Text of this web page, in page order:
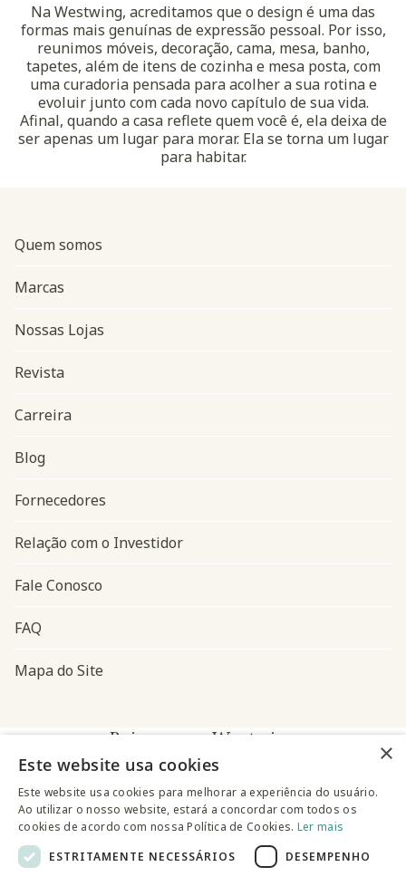
Na Westwing, acreditamos que o design é uma das
formas mais genuínas de expressão pessoal. Por isso,
reunimos móveis, decoração, cama, mesa, banho,
tapetes, além de itens de cozinha e mesa posta, com
uma curadoria pensada para acolher a sua rotina e
evoluir junto com cada novo capítulo de sua vida.
Afinal, quando a casa reflete quem você é, ela deixa de
ser apenas um lugar para morar. Ela se torna um lugar
para habitar.
Navegação do rodapé
Quem somos
Marcas
Nossas Lojas
Revista
Carreira
Blog
Fornecedores
Relação com o Investidor
Fale Conosco
FAQ
Mapa do Site
Baixe o app Westwing
×
Este website usa cookies
Este website usa cookies para melhorar a experiência do usuário.
Ao utilizar o nosso website, estará a concordar com todos os
cookies de acordo com nossa Política de Cookies. Ler mais
ESTRITAMENTE NECESSÁRIOS
DESEMPENHO